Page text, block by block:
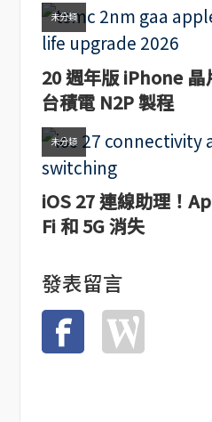
未分類
20 週年版 iPhone
台積電 N2P 製程
未分類
iOS 27 連線助理！
Fi 和 5G 消失
發表留言